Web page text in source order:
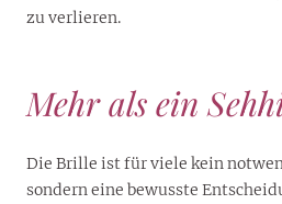
zu verlieren.
Mehr als ein
Die Brille ist für viele kein
sondern eine bewusste